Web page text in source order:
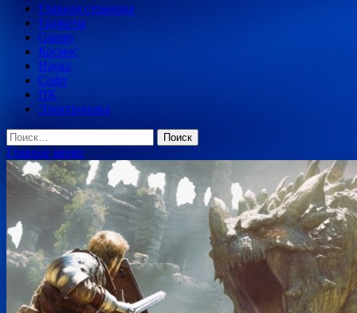
Главная страница
Гаджеты
Games
Космос
Наука
Софт
ПК
Электроника
Найти:
Главное меню